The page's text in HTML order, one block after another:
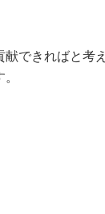
できればと考え